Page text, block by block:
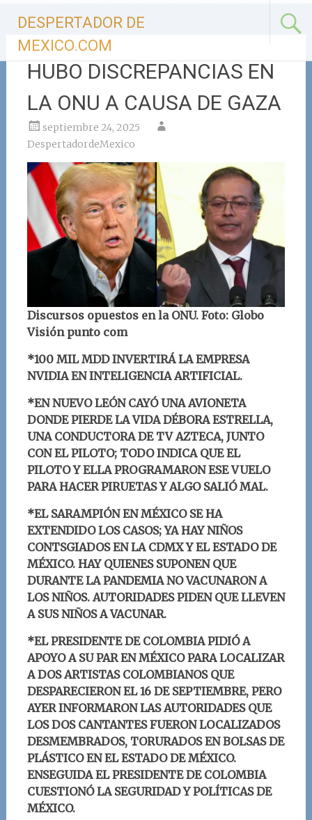
contenido
DESPERTADOR DE
MEXICO.COM
HUBO DISCREPANCIAS EN
LA ONU A CAUSA DE GAZA
septiembre 24, 2025
DespertadordeMexico
Discursos opuestos en la ONU. Foto: Globo
Visión punto com
*100 MIL MDD INVERTIRÁ LA EMPRESA
NVIDIA EN INTELIGENCIA ARTIFICIAL.
*EN NUEVO LEÓN CAYÓ UNA AVIONETA
DONDE PIERDE LA VIDA DÉBORA ESTRELLA,
UNA CONDUCTORA DE TV AZTECA, JUNTO
CON EL PILOTO; TODO INDICA QUE EL
PILOTO Y ELLA PROGRAMARON ESE VUELO
PARA HACER PIRUETAS Y ALGO SALIÓ MAL.
*EL SARAMPIÓN EN MÉXICO SE HA
EXTENDIDO LOS CASOS; YA HAY NIÑOS
CONTSGIADOS EN LA CDMX Y EL ESTADO DE
MÉXICO. HAY QUIENES SUPONEN QUE
DURANTE LA PANDEMIA NO VACUNARON A
LOS NIÑOS. AUTORIDADES PIDEN QUE LLEVEN
A SUS NIÑOS A VACUNAR.
*EL PRESIDENTE DE COLOMBIA PIDIÓ A
APOYO A SU PAR EN MÉXICO PARA LOCALIZAR
A DOS ARTISTAS COLOMBIANOS QUE
DESPARECIERON EL 16 DE SEPTIEMBRE, PERO
AYER INFORMARON LAS AUTORIDADES QUE
LOS DOS CANTANTES FUERON LOCALIZADOS
DESMEMBRADOS, TORURADOS EN BOLSAS DE
PLÁSTICO EN EL ESTADO DE MÉXICO.
ENSEGUIDA EL PRESIDENTE DE COLOMBIA
CUESTIONÓ LA SEGURIDAD Y POLÍTICAS DE
MÉXICO.